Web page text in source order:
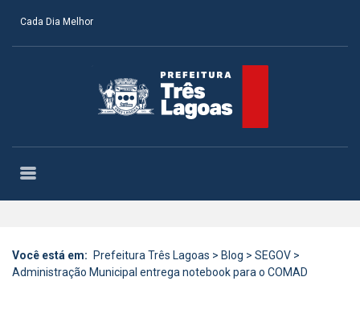
Cada Dia Melhor
Você está em: Prefeitura Três Lagoas > Blog > SEGOV >
Administração Municipal entrega notebook para o COMAD